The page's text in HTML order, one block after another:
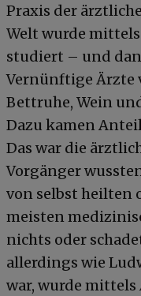
Praxis der
Welt wurde
studiert – und
Vernünftige Ärzte
Bettruhe, Wein
Dazu kamen
Das war die
Vorgänger
von selbst heilten
meisten
nichts oder
allerdings wie
war, wurde mittels